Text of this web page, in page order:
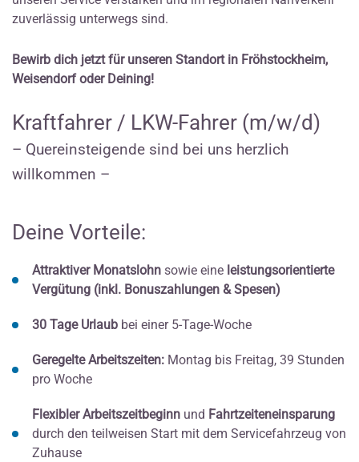
zuverlässig unterwegs sind.
Bewirb dich jetzt für unseren Standort in Fröhstockheim,
Weisendorf oder Deining!
Kraftfahrer / LKW-Fahrer (m/w/d)
– Quereinsteigende sind bei uns herzlich
willkommen –
Deine Vorteile:
Attraktiver Monatslohn sowie eine leistungsorientierte
Vergütung (inkl. Bonuszahlungen & Spesen)
30 Tage Urlaub bei einer 5-Tage-Woche
Geregelte Arbeitszeiten: Montag bis Freitag, 39 Stunden
pro Woche
Flexibler Arbeitszeitbeginn und Fahrtzeiteneinsparung
durch den teilweisen Start mit dem Servicefahrzeug von
Zuhause